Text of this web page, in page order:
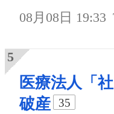
08月08日 19:33
医療法人「
破産
35